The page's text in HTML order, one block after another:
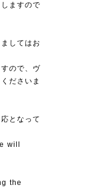
ますので
してはお
ので、ヴ
ださいま
となって
will
the